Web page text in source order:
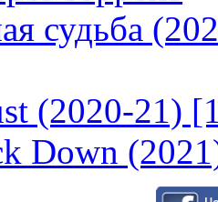
судьба
(2020-21)
Down